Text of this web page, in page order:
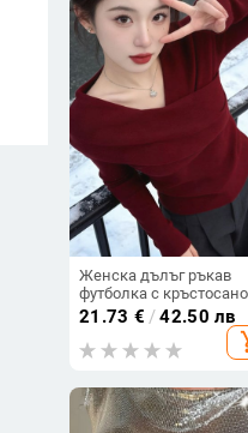
Женска дълъг ръкав
футболка с кръстосано
образно деколте в
корейски стил, slim fit,
топла базова дреха за
21.73 € /42.50 лв